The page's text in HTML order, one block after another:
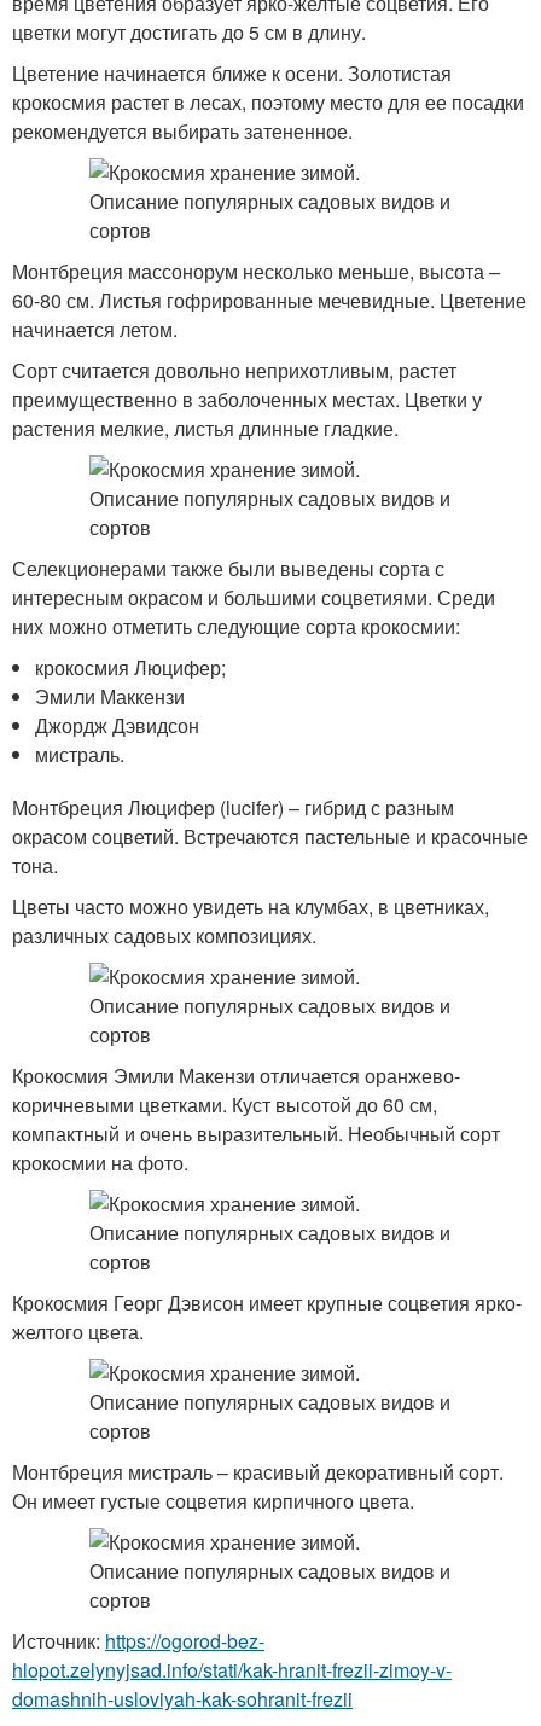
цветки могут достигать до 5 см в длину.
Цветение начинается ближе к осени. Золотистая
крокосмия растет в лесах, поэтому место для ее посадки
рекомендуется выбирать затененное.
Монтбреция массонорум несколько меньше, высота –
60-80 см. Листья гофрированные мечевидные. Цветение
начинается летом.
Сорт считается довольно неприхотливым, растет
преимущественно в заболоченных местах. Цветки у
растения мелкие, листья длинные гладкие.
Селекционерами также были выведены сорта с
интересным окрасом и большими соцветиями. Среди
них можно отметить следующие сорта крокосмии:
крокосмия Люцифер;
Эмили Маккензи
Джордж Дэвидсон
мистраль.
Монтбреция Люцифер (lucifer) – гибрид с разным
окрасом соцветий. Встречаются пастельные и красочные
тона.
Цветы часто можно увидеть на клумбах, в цветниках,
различных садовых композициях.
Крокосмия Эмили Макензи отличается оранжево-
коричневыми цветками. Куст высотой до 60 см,
компактный и очень выразительный. Необычный сорт
крокосмии на фото.
Крокосмия Георг Дэвисон имеет крупные соцветия ярко-
желтого цвета.
Монтбреция мистраль – красивый декоративный сорт.
Он имеет густые соцветия кирпичного цвета.
Источник: https://ogorod-bez-
hlopot.zelynyjsad.info/stati/kak-hranit-frezii-zimoy-v-
domashnih-usloviyah-kak-sohranit-frezii